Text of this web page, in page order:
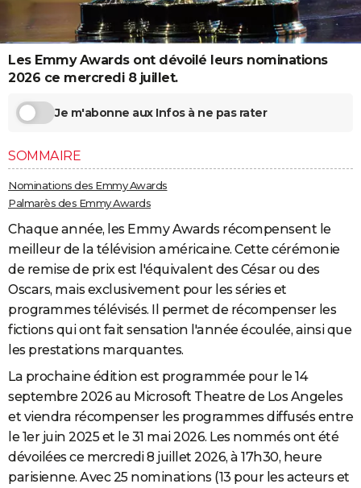
Voyage nature
Voyage de noces
GUIDES D'ACHAT
BONS PLANS
CARTE DE VOEUX
DICTIONNAIRE
Dictionnaire
Biographies
Citations
Expressions
Proverbes
PROGRAMME TV
S'inscrire
Se connecter
Lycées
Collèges
Primaires
Universités
Entreprises
Service militaire
Avis de recherche
AVIS DE DÉCÈS
Bricolage
Lifestyle
Culture
Sport
Auto
Television
Voyage
Cinema
Les Emmy Awards ont dévoilé leurs nominations
2026 ce mercredi 8 juillet.
Je m'abonne aux Infos à ne pas rater
SOMMAIRE
Nominations des Emmy Awards
Palmarès des Emmy Awards
Chaque année, les Emmy Awards récompensent le
meilleur de la télévision américaine. Cette cérémonie
de remise de prix est l'équivalent des César ou des
Oscars, mais exclusivement pour les séries et
programmes télévisés. Il permet de récompenser les
fictions qui ont fait sensation l'année écoulée, ainsi que
les prestations marquantes.
La prochaine édition est programmée pour le 14
septembre 2026 au Microsoft Theatre de Los Angeles
et viendra récompenser les programmes diffusés entre
le 1er juin 2025 et le 31 mai 2026. Les nommés ont été
dévoilées ce mercredi 8 juillet 2026, à 17h30, heure
parisienne. Avec 25 nominations (13 pour les acteurs et